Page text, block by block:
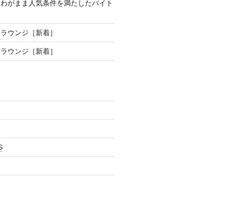
がまま人気条件を満たしたバイト
ウンジ［新着］
ウンジ［新着］